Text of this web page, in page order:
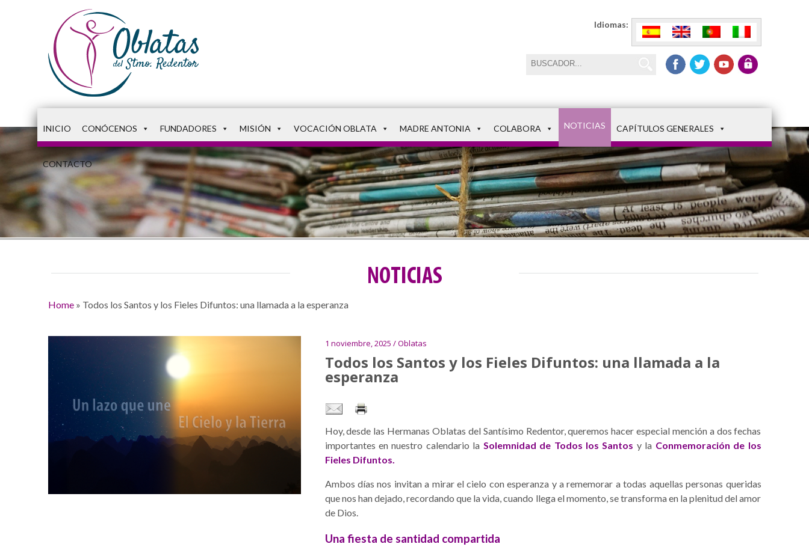
Idiomas:
INICIO CONÓCENOS FUNDADORES MISIÓN VOCACIÓN OBLATA MADRE ANTONIA COLABORA NOTICIAS CAPÍTULOS GENERALES
CONTACTO
NOTICIAS
Home» Todos los Santos y los Fieles Difuntos: una llamada a la esperanza
1 noviembre, 2025 / Oblatas
Todos los Santos y los Fieles Difuntos: una llamada a la
esperanza
Hoy, desde las Hermanas Oblatas del Santísimo Redentor, queremos hacer especial mención a dos fechas
importantes en nuestro calendario la Solemnidad de Todos los Santos y la Conmemoración de los
Fieles Difuntos.
Ambos días nos invitan a mirar el cielo con esperanza y a rememorar a todas aquellas personas queridas
que nos han dejado, recordando que la vida, cuando llega el momento, se transforma en la plenitud del amor
de Dios.
Una fiesta de santidad compartida